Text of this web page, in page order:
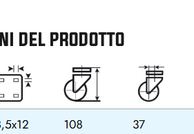
DEL PRODOTTO